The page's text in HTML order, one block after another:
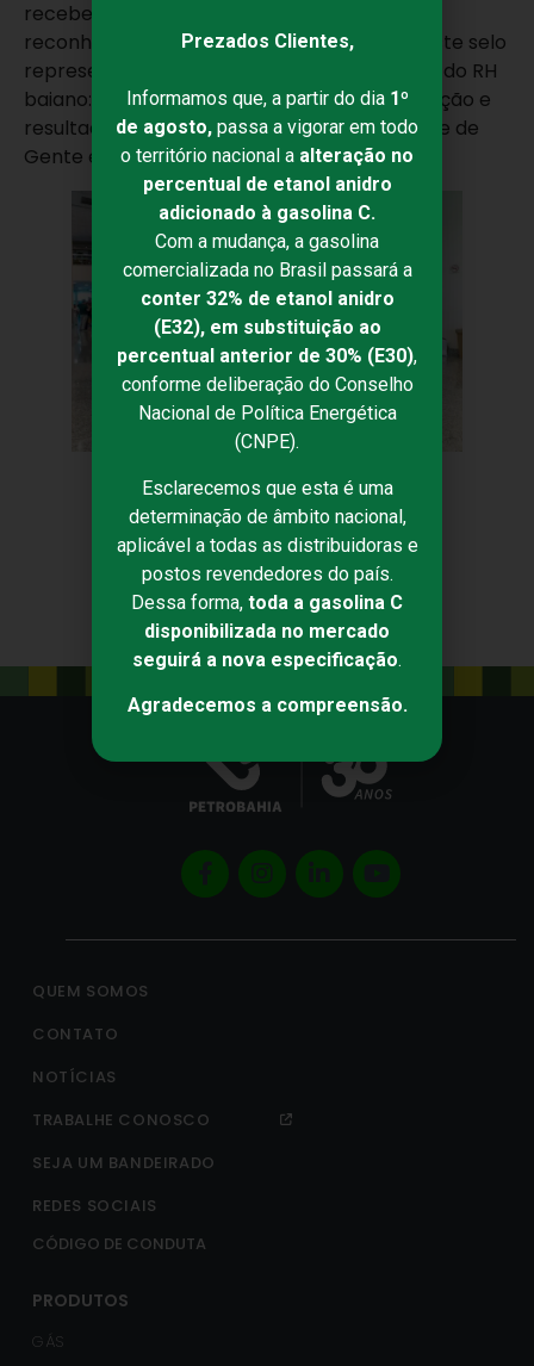
receber esses prêmios é uma forma de
reconhecimento. Empresas que recebem este selo
representam o que há de melhor na prática do RH
baiano: iniciativas que unem propósito, inovação e
resultados reais”, diz Manuela Rocha, Gerente de
Gente e Cultura da Petrobahia.
COMPARTILHAR
QUEM SOMOS
CONTATO
NOTÍCIAS
TRABALHE CONOSCO
SEJA UM BANDEIRADO
REDES SOCIAIS
CÓDIGO DE CONDUTA
PRODUTOS
GÁS
Prezados Clientes,
Informamos que, a partir do dia1º
de agosto, passa a vigorar em todo
o território nacional a alteração no
percentual de etanol anidro
adicionado à gasolina C.
Com a mudança, a gasolina
comercializada no Brasil passará a
conter 32% de etanol anidro
(E32), em substituição ao
percentual anterior de 30% (E30),
conforme deliberação do Conselho
Nacional de Política Energética
(CNPE).
Esclarecemos que esta é uma
determinação de âmbito nacional,
aplicável a todas as distribuidoras e
postos revendedores do país.
Dessa forma, toda a gasolina C
disponibilizada no mercado
seguirá a nova especificação.
Agradecemos a compreensão.